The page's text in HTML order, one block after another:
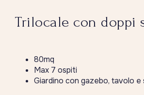
Trilocale con doppi
80mq
Max 7 ospiti
Giardino con gazebo, tavolo e